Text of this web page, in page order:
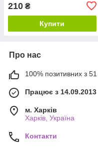
210 ₴
Купити
Про нас
100% позитивних з 51
Працює з 14.09.2013
м. Харків
Харків, Україна
Контакти